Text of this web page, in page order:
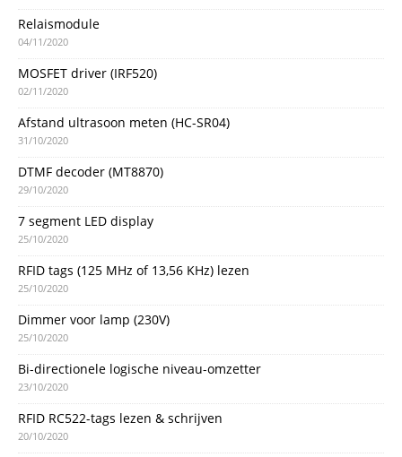
Relaismodule
04/11/2020
MOSFET driver (IRF520)
02/11/2020
Afstand ultrasoon meten (HC-SR04)
31/10/2020
DTMF decoder (MT8870)
29/10/2020
7 segment LED display
25/10/2020
RFID tags (125 MHz of 13,56 KHz) lezen
25/10/2020
Dimmer voor lamp (230V)
25/10/2020
Bi-directionele logische niveau-omzetter
23/10/2020
RFID RC522-tags lezen & schrijven
20/10/2020